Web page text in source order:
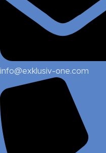
info@exklusiv-one.com